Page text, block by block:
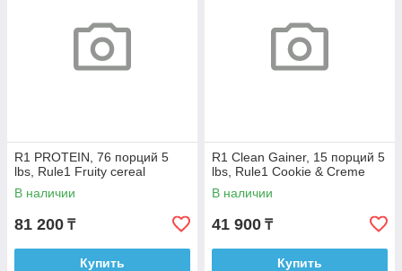
R1 PROTEIN, 76 порций 5
lbs, Rule1 Fruity cereal
В наличии
81 200 ₸
Купить
R1 Clean Gainer, 15 порций 5
lbs, Rule1 Cookie & Creme
В наличии
41 900 ₸
Купить